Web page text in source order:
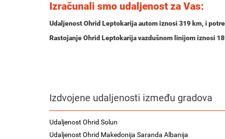
Izračunali smo udaljenost za Vas:
Udaljenost Ohrid Leptokarija autom iznosi 319 km, i
Rastojanje Ohrid Leptokarija vazdušnom linijom iznosi
Izdvojene udaljenosti između gradova
Udaljenost Ohrid Solun
Udaljenost Ohrid Makedonija Saranda Albanija